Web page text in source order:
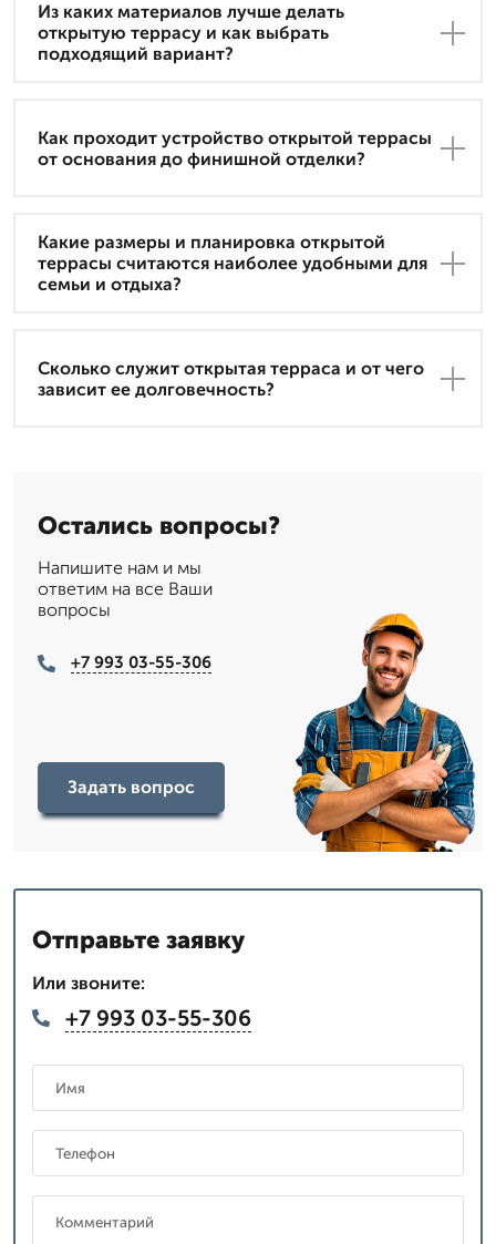
Из каких материалов лучше делать
открытую террасу и как выбрать
подходящий вариант?
Как проходит устройство открытой террасы
от основания до финишной отделки?
Какие размеры и планировка открытой
террасы считаются наиболее удобными для
семьи и отдыха?
Сколько служит открытая терраса и от чего
зависит ее долговечность?
Остались вопросы?
Напишите нам и мы
ответим на все Ваши
вопросы
+7 993 03-55-306
Задать вопрос
Отправьте заявку
Или звоните:
+7 993 03-55-306